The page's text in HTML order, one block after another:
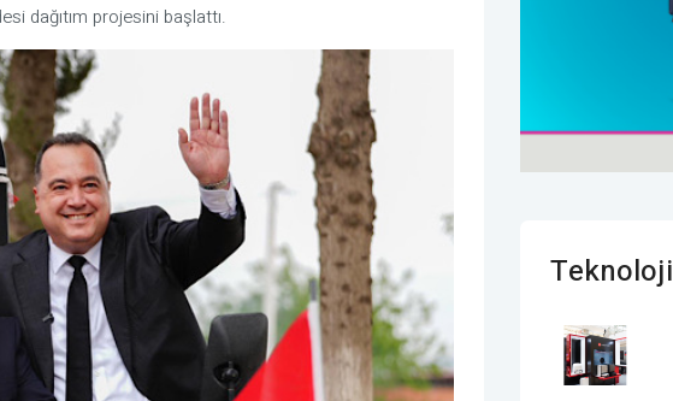
dağıtım projesini başlattı.
Teknoloji